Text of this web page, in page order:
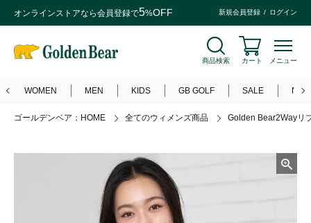
オンラインストアなら会員登録で5%OFF 新規会員登録 ログイン
商品検索 カート メニュー
WOMEN MEN KIDS GB GOLF SALE
ゴールデンベア：HOME 全てのウィメンズ商品 Golden Bear2Wayリ